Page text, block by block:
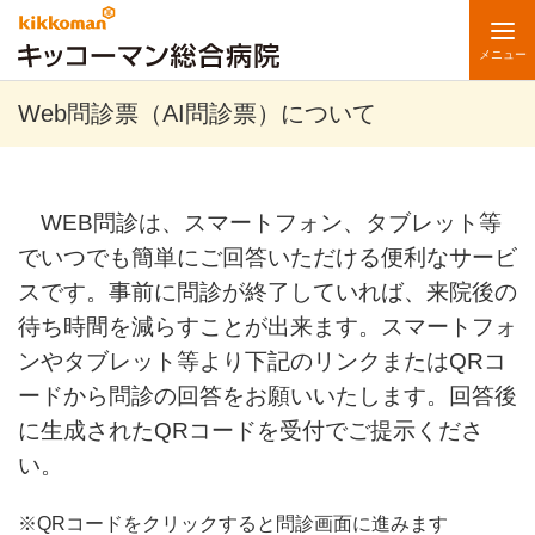
メニュー
Web問診票（AI問診票） について
WEB問診は、スマートフォン、タブレット等
でいつでも簡単にご回答いただける便利なサービ
スです。事前に問診が終了していれば、来院後の
待ち時間を減らすことが出来ます。
スマートフォ
ンやタブレット等より下記のリンクまたはQRコ
ードから問診の回答をお願いいたします。回答後
に生成されたQRコードを受付でご提示くださ
い。
※QRコードをクリックすると問診画面に進みます